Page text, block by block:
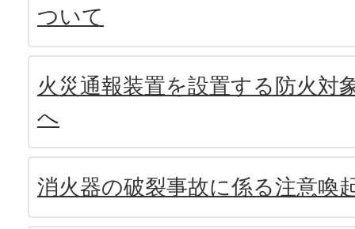
ついて
火災通報装置を設置する防火対
へ
消火器の破裂事故に係る注意喚